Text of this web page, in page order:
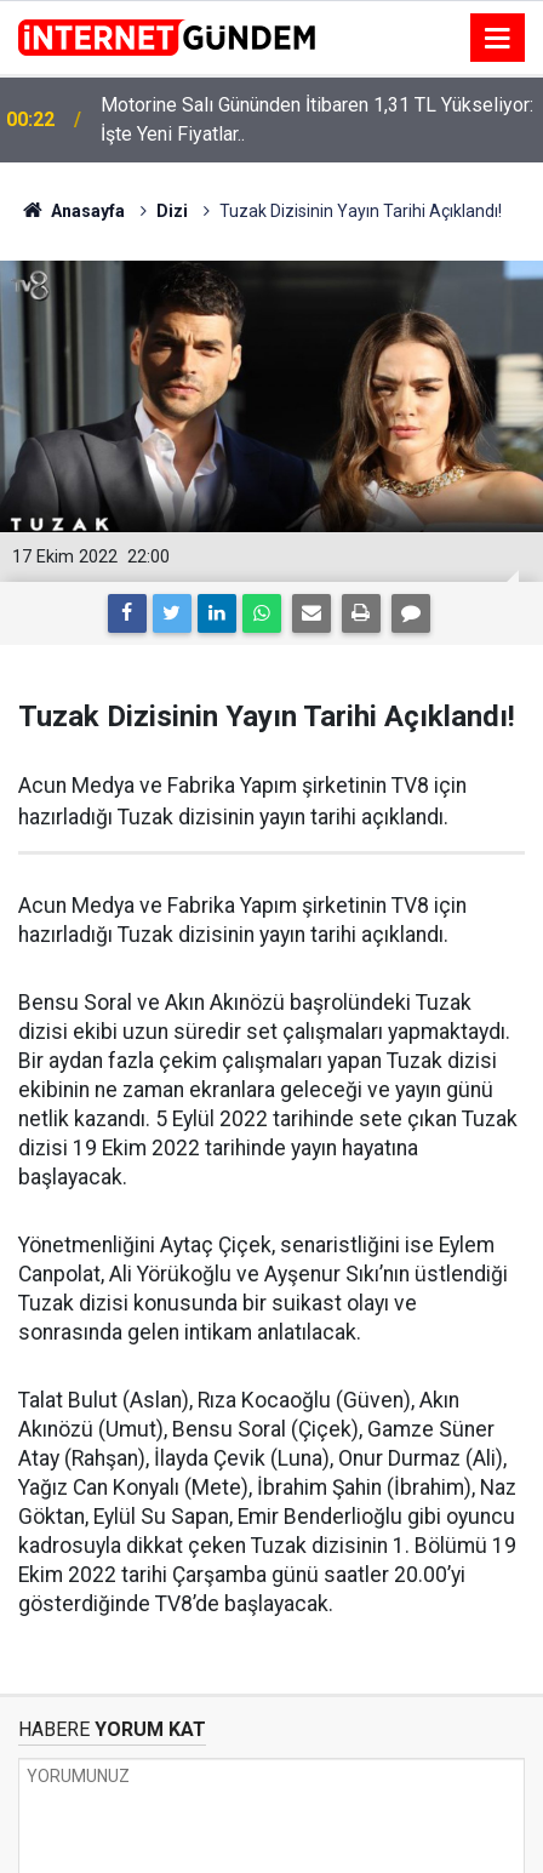
00:22
Motorine Salı Gününden İtibaren 1,31 TL Yükseliyor:
İşte Yeni Fiyatlar..
Anasayfa Dizi Tuzak Dizisinin Yayın Tarihi Açıklandı!
22:00
17 Ekim 2022
Tuzak Dizisinin Yayın Tarihi Açıklandı!
Acun Medya ve Fabrika Yapım şirketinin TV8 için
hazırladığı Tuzak dizisinin yayın tarihi açıklandı.
Acun Medya ve Fabrika Yapım şirketinin TV8 için
hazırladığı Tuzak dizisinin yayın tarihi açıklandı.
Bensu Soral ve Akın Akınözü başrolündeki Tuzak
dizisi ekibi uzun süredir set çalışmaları yapmaktaydı.
Bir aydan fazla çekim çalışmaları yapan Tuzak dizisi
ekibinin ne zaman ekranlara geleceği ve yayın günü
netlik kazandı. 5 Eylül 2022 tarihinde sete çıkan Tuzak
dizisi 19 Ekim 2022 tarihinde yayın hayatına
başlayacak.
Yönetmenliğini Aytaç Çiçek, senaristliğini ise Eylem
Canpolat, Ali Yörükoğlu ve Ayşenur Sıkı’nın üstlendiği
Tuzak dizisi konusunda bir suikast olayı ve
sonrasında gelen intikam anlatılacak.
Talat Bulut (Aslan), Rıza Kocaoğlu (Güven), Akın
Akınözü (Umut), Bensu Soral (Çiçek), Gamze Süner
Atay (Rahşan), İlayda Çevik (Luna), Onur Durmaz (Ali),
Yağız Can Konyalı (Mete), İbrahim Şahin (İbrahim), Naz
Göktan, Eylül Su Sapan, Emir Benderlioğlu gibi oyuncu
kadrosuyla dikkat çeken Tuzak dizisinin 1. Bölümü 19
Ekim 2022 tarihi Çarşamba günü saatler 20.00’yi
gösterdiğinde TV8’de başlayacak.
HABERE YORUM KAT